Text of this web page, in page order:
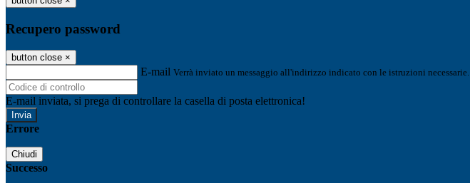
Recupero password
button close ×
E-mail Verrà inviato un messaggio all'indirizzo indicato con le istruzioni necessarie.
E-mail inviata, si prega di controllare la casella di posta elettronica!
Errore
Chiudi
Successo